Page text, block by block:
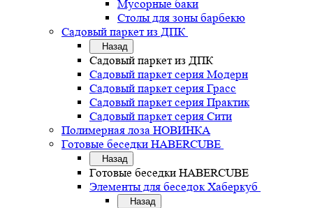
Мусорные баки
Столы для зоны барбекю
Садовый паркет из ДПК
Назад
Садовый паркет из ДПК
Садовый паркет серия Mодерн
Садовый паркет серия Грасс
Садовый паркет серия Практик
Садовый паркет серия Сити
Полимерная лоза НОВИНКА
Готовые беседки HABERCUBE
Назад
Готовые беседки HABERCUBE
Элементы для беседок Хаберкуб
Назад